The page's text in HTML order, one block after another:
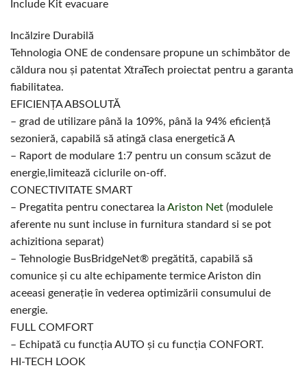
Include Kit evacuare
Incălzire Durabilă
Tehnologia ONE de condensare propune un schimbător de
căldura nou și patentat XtraTech proiectat pentru a garanta
fiabilitatea.
EFICIENȚA ABSOLUTĂ
– grad de utilizare până la 109%, până la 94% eficiență
sezonieră, capabilă să atingă clasa energetică A
– Raport de modulare 1:7 pentru un consum scăzut de
energie,limitează ciclurile on-off.
CONECTIVITATE SMART
– Pregatita pentru conectarea la Ariston Net (modulele
aferente nu sunt incluse in furnitura standard si se pot
achizitiona separat)
– Tehnologie BusBridgeNet® pregătită, capabilă să
comunice și cu alte echipamente termice Ariston din
aceeasi generație în vederea optimizării consumului de
energie.
FULL COMFORT
– Echipată cu funcția AUTO și cu funcția CONFORT.
HI-TECH LOOK